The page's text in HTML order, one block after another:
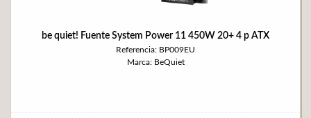
be quiet! Fuente System Power 11 450W 20+ 4 p ATX
Referencia: BP009EU
Marca: BeQuiet